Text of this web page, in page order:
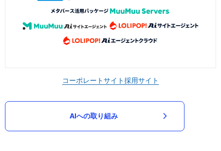
コーポレートサイト採用サイト
AIへの取り組み